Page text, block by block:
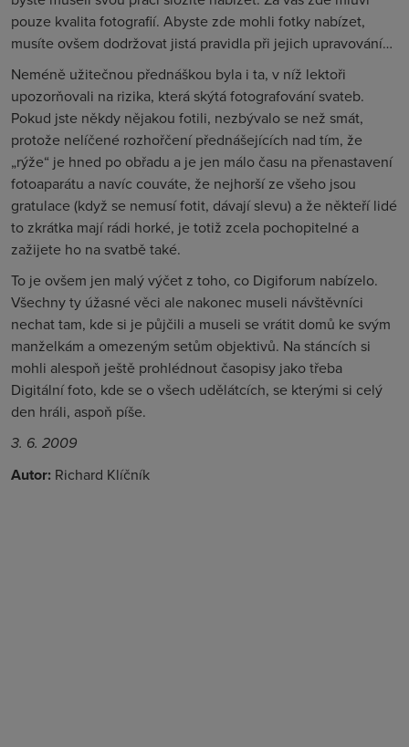
pouze kvalita fotografií. Abyste zde mohli fotky nabízet,
musíte ovšem dodržovat jistá pravidla při jejich upravování…
Neméně užitečnou přednáškou byla i ta, v níž lektoři
upozorňovali na rizika, která skýtá fotografování svateb.
Pokud jste někdy nějakou fotili, nezbývalo se než smát,
protože nelíčené rozhořčení přednášejících nad tím, že
„rýže“ je hned po obřadu a je jen málo času na přenastavení
fotoaparátu a navíc couváte, že nejhorší ze všeho jsou
gratulace (když se nemusí fotit, dávají slevu) a že někteří lidé
to zkrátka mají rádi horké, je totiž zcela pochopitelné a
zažijete ho na svatbě také.
To je ovšem jen malý výčet z toho, co Digiforum nabízelo.
Všechny ty úžasné věci ale nakonec museli návštěvníci
nechat tam, kde si je půjčili a museli se vrátit domů ke svým
manželkám a omezeným setům objektivů. Na stáncích si
mohli alespoň ještě prohlédnout časopisy jako třeba
Digitální foto, kde se o všech udělátcích, se kterými si celý
den hráli, aspoň píše.
3. 6. 2009
Autor: Richard Klíčník